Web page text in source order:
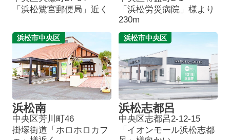
「浜松鷺宮郵便局」近く
「浜松労災病院」様より
230m
浜松市中央区
浜松南
中央区芳川町46
掛塚街道「ホロホロカフ
浜松市中央区
浜松志都呂
中央区志都呂2-12-15
「イオンモール浜松志都